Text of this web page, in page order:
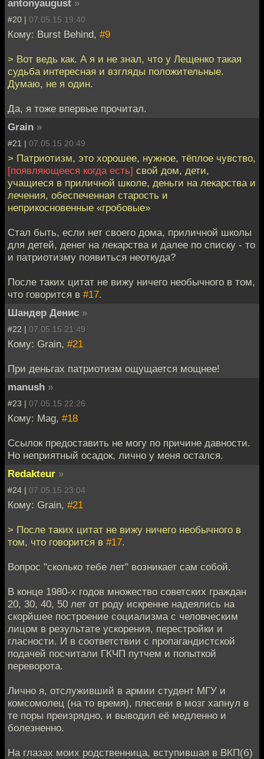
antonyaugust »
#20 | 07.05.15 19:40
Кому: Burst Behind, #9
> Вот ведь как. А я и не знал, что у Лещенко такая
судьба интересная и взгляды положительные.
Думаю, не я один.
Да, я тоже впервые прочитал.
Grain »
#21 | 07.05.15 20:49
> Патриотизм, это хорошее, нужное, тёплое чувство,
[появляющееся когда есть] свой дом, дети,
учащиеся в приличной школе, деньги на лекарства и
лечения, обеспеченная старость и
неприкосновенные «гробовые»
Стал быть, если нет своего дома, приличной школы
для детей, денег на лекарства и далее по списку - то
и патриотизму появиться неоткуда?
После таких цитат не вижу ничего необычного в том,
что говорится в #17.
Шандер Денис »
#22 | 07.05.15 21:49
Кому: Grain, #21
При деньгах патриотизм ощущается мощнее!
manush »
#23 | 07.05.15 22:26
Кому: Mag, #18
Ссылок предоставить не могу по причине давности.
Но неприятный осадок, лично у меня остался.
Redakteur »
#24 | 07.05.15 23:04
Кому: Grain, #21
> После таких цитат не вижу ничего необычного в
том, что говорится в #17.
Вопрос "сколько тебе лет" возникает сам собой.
В конце 1980-х годов множество советских граждан
20, 30, 40, 50 лет от роду искренне надеялись на
скорйшее построение социализма с человческим
лицом в результате ускорения, перестройки и
гласности. И в соответствии с пропагандистской
подачей посчитали ГКЧП путчем и попыткой
переворота.
Лично я, отслуживший в армии студент МГУ и
комсомолец (на то время), плесени в мозг хапнул в
те поры преизрядно, и выводил её медленно и
болезненно.
На глазах моих родственница, вступившая в ВКП(б)